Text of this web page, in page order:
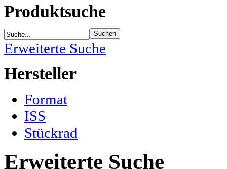
Produktsuche
Erweiterte Suche
Hersteller
Format
ISS
Stückrad
Erweiterte Suche